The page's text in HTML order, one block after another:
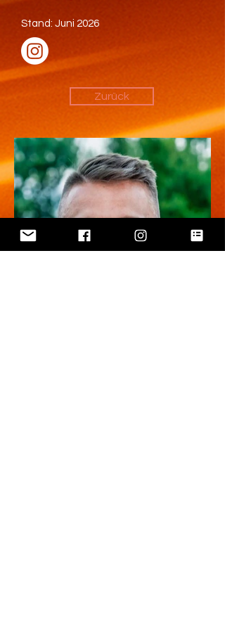
Stand: Juni 2026
Zurück